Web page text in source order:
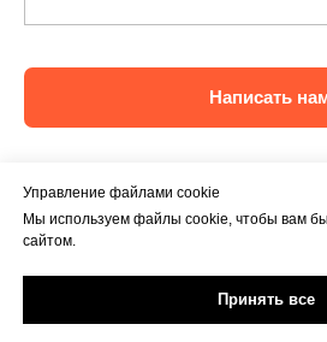
Написать
Управление файлами cookie
Мы используем файлы cookie, чтобы вам
сайтом.
Принять все